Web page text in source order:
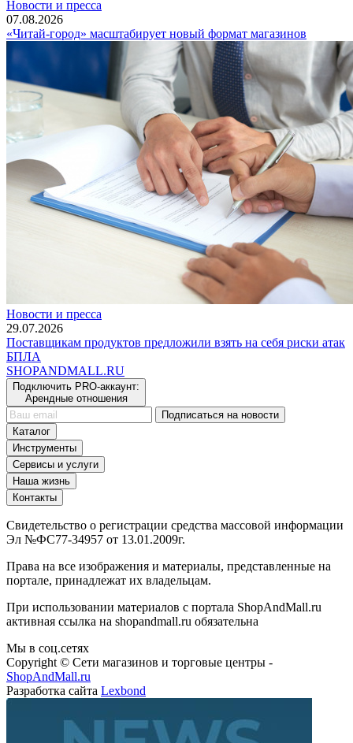
Новости и пресса
07.08.2026
«Читай-город» масштабирует новый формат магазинов
Новости и пресса
29.07.2026
Поставщикам продуктов предложили взять на себя риски атак
БПЛА
SHOPANDMALL.RU
Подключить PRO-аккаунт:
Арендные отношения
Подписаться на новости
Каталог
Инструменты
Сервисы и услуги
Наша жизнь
Контакты
Свидетельство о регистрации средства массовой информации
Эл №ФС77-34957 от 13.01.2009г.
Права на все изображения и материалы, представленные на
портале, принадлежат их владельцам.
При использовании материалов с портала ShopAndMall.ru
активная ссылка на shopandmall.ru обязательна
Мы в соц.сетях
Copyright © Сети магазинов и торговые центры -
ShopAndMall.ru
Разработка сайта Lexbond